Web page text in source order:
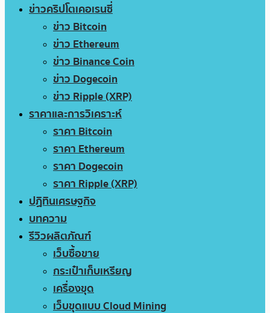
ข่าวคริปโตเคอเรนซี่
ข่าว Bitcoin
ข่าว Ethereum
ข่าว Binance Coin
ข่าว Dogecoin
ข่าว Ripple (XRP)
ราคาและการวิเคราะห์
ราคา Bitcoin
ราคา Ethereum
ราคา Dogecoin
ราคา Ripple (XRP)
ปฏิทินเศรษฐกิจ
บทความ
รีวิวผลิตภัณฑ์
เว็บซื้อขาย
กระเป๋าเก็บเหรียญ
เครื่องขุด
เว็บขุดแบบ Cloud Mining